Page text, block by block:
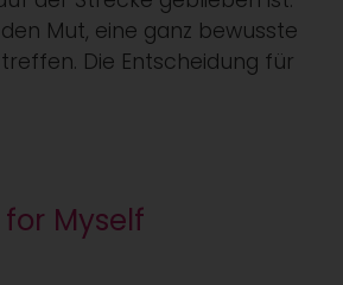
Mut, eine ganz bewusste
Die Entscheidung für
Myself